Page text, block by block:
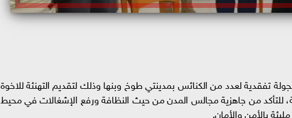
تفقدية لعدد من الكنائس بمدينتي طوخ وبنها وذلك لتقديم التهنئة للاخوة
للتأكد من جاهزية مجالس المدن من حيث النظافة ورفع الإشغالات في محيط
بالأمن والأمان.